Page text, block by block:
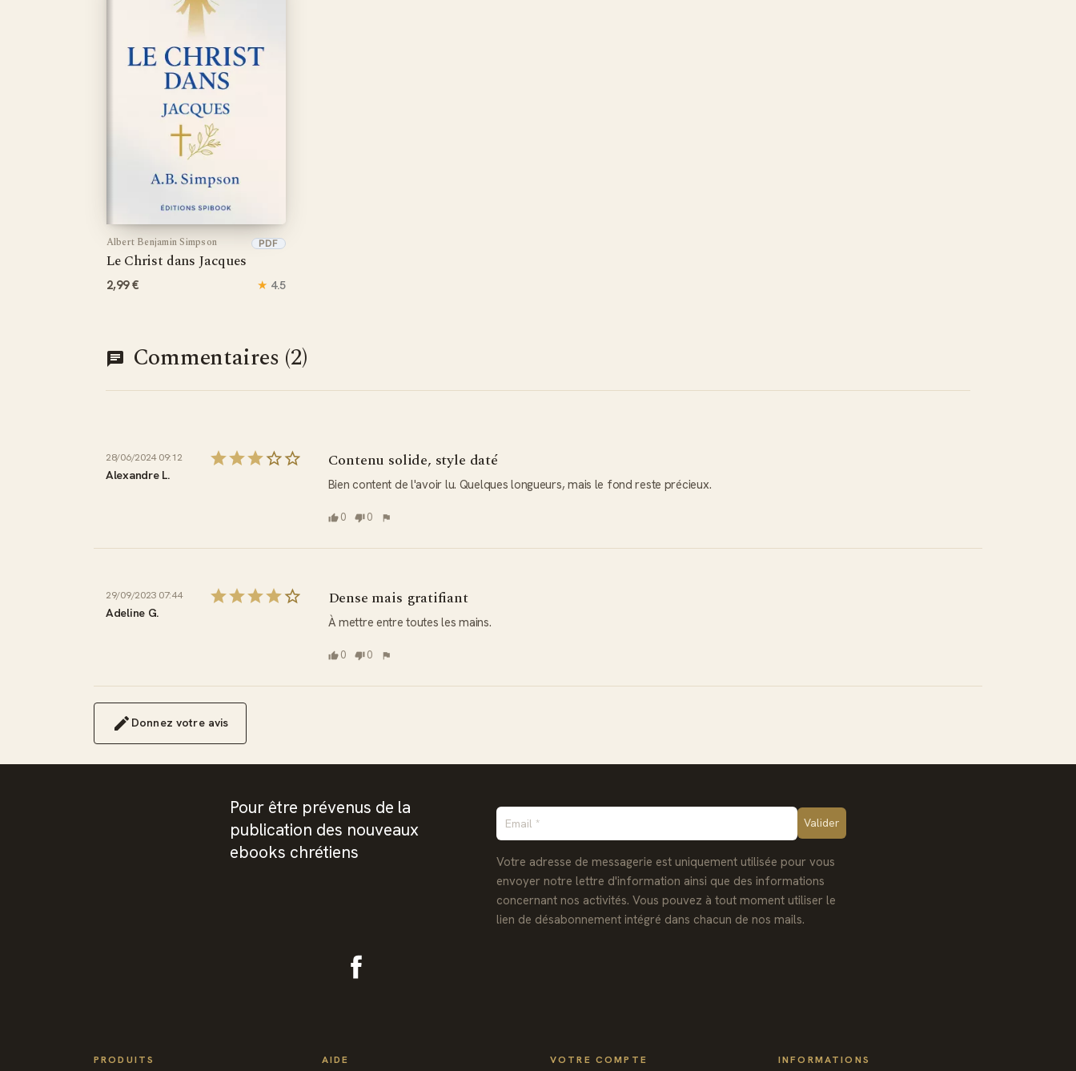
Albert Benjamin Simpson
Le Christ dans Jacques
PDF
2,99 € ★ 4.5
Commentaires (2)
28/06/2024 09:12
Alexandre L.
Contenu solide, style daté
Bien content de l'avoir lu. Quelques longueurs, mais le fond reste précieux.
0 0
29/09/2023 07:44
Adeline G.
Dense mais gratifiant
À mettre entre toutes les mains.
0 0
Donnez votre avis
Pour être prévenus de la
publication des nouveaux
ebooks chrétiens
Votre adresse de messagerie est uniquement utilisée pour vous
envoyer notre lettre d'information ainsi que des informations
concernant nos activités. Vous pouvez à tout moment utiliser le
lien de désabonnement intégré dans chacun de nos mails.
PRODUITS AIDE VOTRE COMPTE INFORMATIONS